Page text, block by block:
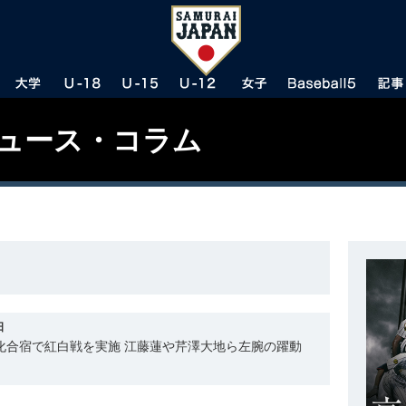
ース・コラム
合宿で紅白戦を実施 江藤蓮や芹澤大地ら左腕の躍動